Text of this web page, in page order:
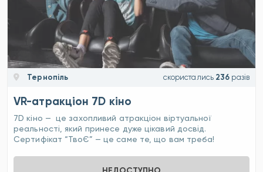
Тернопіль скористались 236 разів
VR-атракціон 7D кіно
7D кіно — це захопливий атракціон віртуальної
реальності, який принесе дуже цікавий досвід.
Cертифікат “ТвоЄ” — це саме те, що вам треба!